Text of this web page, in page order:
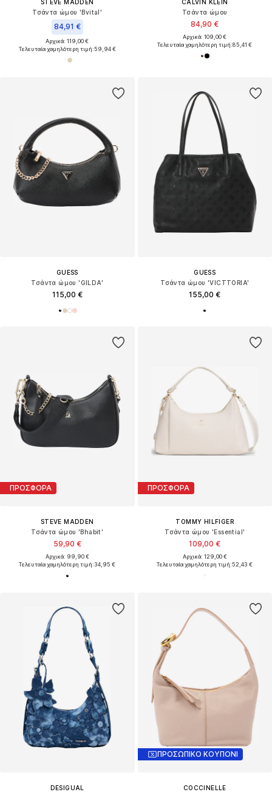
STEVE MADDEN
Τσάντα ώμου 'Bvital'
84,91 €
Αρχικά: 119,00 €
Τελευταία χαμηλότερη τιμή:59,94 €
CALVIN KLEIN
Τσάντα ώμου
84,90 €
Αρχικά: 109,00 €
Τελευταία χαμηλότερη τιμή:85,41 €
GUESS
Τσάντα ώμου 'GILDA'
115,00 €
GUESS
Τσάντα ώμου 'VICTTORIA'
155,00 €
ΠΡΟΣΦΟΡΑ
STEVE MADDEN
Τσάντα ώμου 'Bhabit'
59,90 €
Αρχικά: 99,90 €
Τελευταία χαμηλότερη τιμή:34,95 €
ΠΡΟΣΦΟΡΑ
TOMMY HILFIGER
Τσάντα ώμου 'Essential'
109,00 €
Αρχικά: 129,00 €
Τελευταία χαμηλότερη τιμή:52,43 €
DESIGUAL
ΠΡΟΣΩΠΙΚΟ ΚΟΥΠΟΝΙ
COCCINELLE